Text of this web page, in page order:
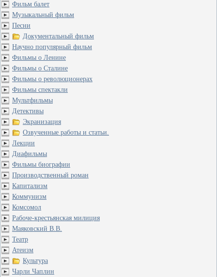
Фильм балет
Музыкальный фильм
Песни
Документальный фильм
Научно популярный фильм
Фильмы о Ленине
Фильмы о Сталине
Фильмы о революционерах
Фильмы спектакли
Мультфильмы
Детективы
Экранизация
Озвученные работы и статьи.
Лекции
Диафильмы
Фильмы биографии
Производственный роман
Капитализм
Коммунизм
Комсомол
Рабоче-крестьянская милиция
Маяковский В.В.
Театр
Атеизм
Культура
Чарли Чаплин